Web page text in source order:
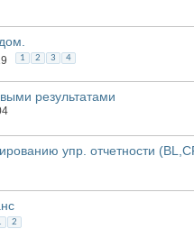
1 2 3 4
результатами
упр. отчетности
2